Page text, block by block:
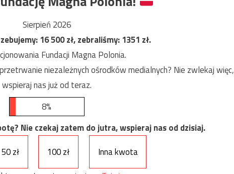
Sierpień 2026
16 500zł, zebraliśmy:1351 zł.
Fundacji Magna Polonia.
niezależnych ośrodków medialnych? Nie zwlekaj więc,
wspieraj nas już od teraz.
8%
Nie czekaj zatem do jutra, wspieraj nas od dzisiaj.
50 zł 100 zł
Inna kwota